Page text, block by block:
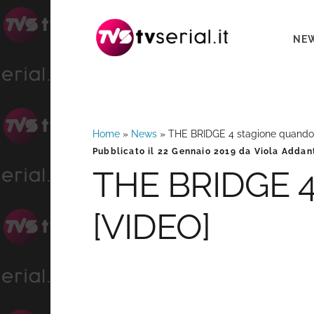
navigazione
contenuto
Home » News » THE BRIDGE 4 stagione
Pubblicato il 22 Gennaio 2019 da Viola
THE BRIDGE
[VIDEO]
Barra
laterale
primaria